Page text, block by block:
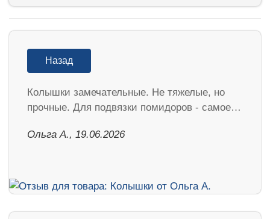
Назад
Колышки замечательные. Не тяжелые, но
прочные. Для подвязки помидоров - самое…
Ольга А., 19.06.2026